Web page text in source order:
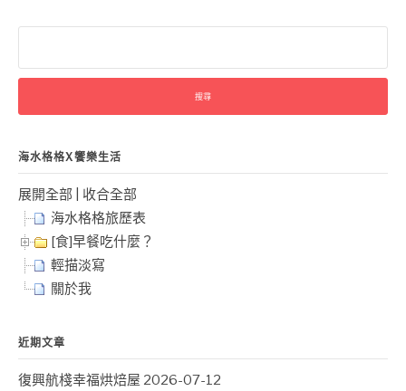
關
字:
海水格格X饗樂生活
展開全部
收合全部
海水格格旅歷表
[食]早餐吃什麼？
輕描淡寫
關於我
近期文章
復興航棧幸福烘焙屋 2026-07-12